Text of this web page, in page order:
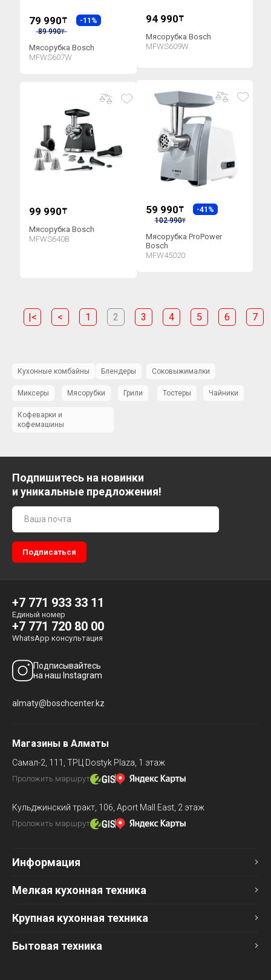
79 990₸
-11%
89 990₸
Мясорубка Bosch
MFWS607W
94 990₸
Мясорубка Bosch
MFWS609W
99 990₸
Мясорубка Bosch
MFWS640B
59 990₸
-41%
102 990₸
Мясорубка ProPower
Bosch
MFW45020
|< < 1 2 3 4 5 6 7
Кухонные комбайны Блендеры Соковыжималки
Миксеры Мясорубки Грили Тостеры Чайники
Кофеварки и
кофемашины
Подпишитесь на новинки
и уникальные предложения!
+7 771 933 33 11
Единый номер
+7 771 720 80 00
WhatsApp консультация
Подписывайтесь
на наш Instagram
almaty@boschcenter.kz
Магазины в Алматы
Самал-2, 111, ТРЦ Dostyk Plaza, 1 этаж
Проложить маршрут
Кульджинский тракт, 106, Aport Mall East, 2 этаж
Проложить маршрут
Информация
Мелкая кухонная техника
Крупная кухонная техника
Бытовая техника